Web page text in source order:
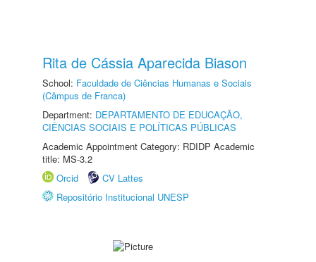
Rita de Cássia Aparecida Biason
School: Faculdade de Ciências Humanas e Sociais
(Câmpus de Franca)
Department: DEPARTAMENTO DE EDUCAÇÃO,
CIÊNCIAS SOCIAIS E POLÍTICAS PÚBLICAS
Academic Appointment Category: RDIDP Academic
title: MS-3.2
Orcid
CV Lattes
Repositório Institucional UNESP